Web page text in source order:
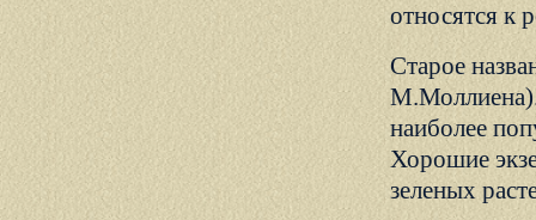
относятся к
Старое
М.Моллиена).
наиболее
Хорошие
зеленых